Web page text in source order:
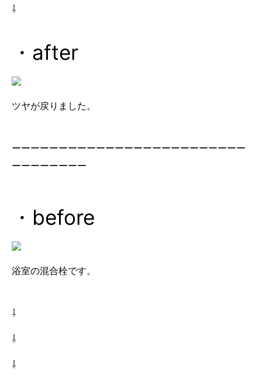
⇩
・after
ツヤが戻りました。
ーーーーーーーーーーーーーーーーーーーーーーーーー
ーーーーーーーー
・before
浴室の混合栓です。
⇩
⇩
⇩